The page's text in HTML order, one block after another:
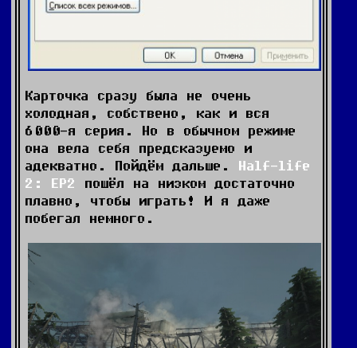
Карточка сразу была не очень
холодная, собствено, как и вся
6000-я серия. Но в обычном режиме
она вела себя предсказуемо и
адекватно. Пойдём дальше. Half-life
2: EP2 пошёл на низком достаточно
плавно, чтобы играть! И я даже
побегал немного.